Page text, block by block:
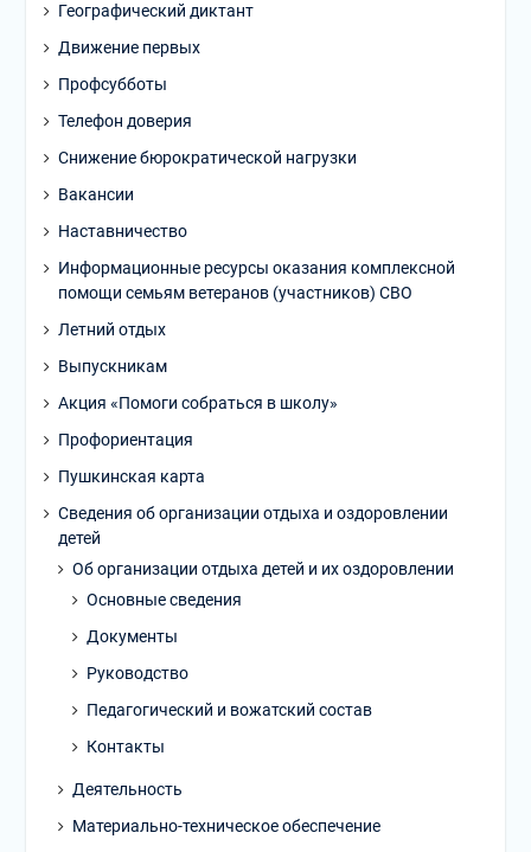
Географический диктант
Движение первых
Профсубботы
Телефон доверия
Снижение бюрократической нагрузки
Вакансии
Наставничество
Информационные ресурсы оказания комплексной
помощи семьям ветеранов (участников) СВО
Летний отдых
Выпускникам
Акция «Помоги собраться в школу»
Профориентация
Пушкинская карта
Сведения об организации отдыха и оздоровлении
детей
Об организации отдыха детей и их оздоровлении
Основные сведения
Документы
Руководство
Педагогический и вожатский состав
Контакты
Деятельность
Материально-техническое обеспечение